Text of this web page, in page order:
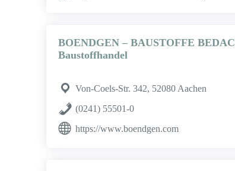
BOENDGEN – BAUSTOFFE
Baustoffhandel
Von-Coels-Str. 342, 52080 Aachen
(0241) 55501-0
https://www.boendgen.com